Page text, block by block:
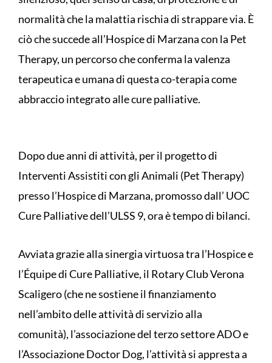
normalità che la malattia rischia di strappare via. È
ciò che succede all’Hospice di Marzana con la Pet
Therapy, un percorso che conferma la valenza
terapeutica e umana di questa co-terapia come
abbraccio integrato alle cure palliative.
Dopo due anni di attività, per il progetto di
Interventi Assistiti con gli Animali (Pet Therapy)
presso l’Hospice di Marzana, promosso dall’ UOC
Cure Palliative dell’ULSS 9, ora è tempo di bilanci.
Avviata grazie alla sinergia virtuosa tra l’Hospice e
l’Équipe di Cure Palliative, il Rotary Club Verona
Scaligero (che ne sostiene il finanziamento
nell’ambito delle attività di servizio alla
comunità), l’associazione del terzo settore ADO e
l’Associazione Doctor Dog, l’attività si appresta a